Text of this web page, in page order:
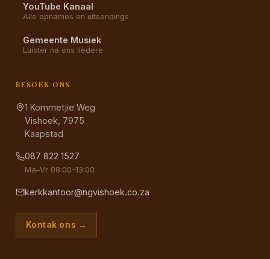
YouTube Kanaal
Alle opnames en uitsendings
Gemeente Musiek
Luister na ons liedere
BESOEK ONS
1 Kommetjie Weg
Vishoek, 7975
Kaapstad
087 822 1527
Ma–Vr 08:00–13:00
kerkkantoor@ngvishoek.co.za
Kontak ons →